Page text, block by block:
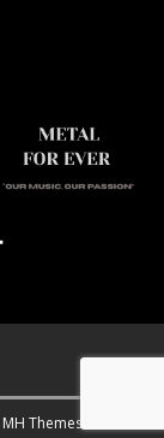
MH Themes